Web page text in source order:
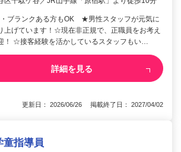
ブランクある方もOK ★男性スタッフが元気に
上げています！☆現在非正規で、正職員をお考え
！ ☆接客経験を活かしているスタッフもい…
詳細を見る
更新日： 2026/06/26 掲載終了日： 2027/04/02
童指導員